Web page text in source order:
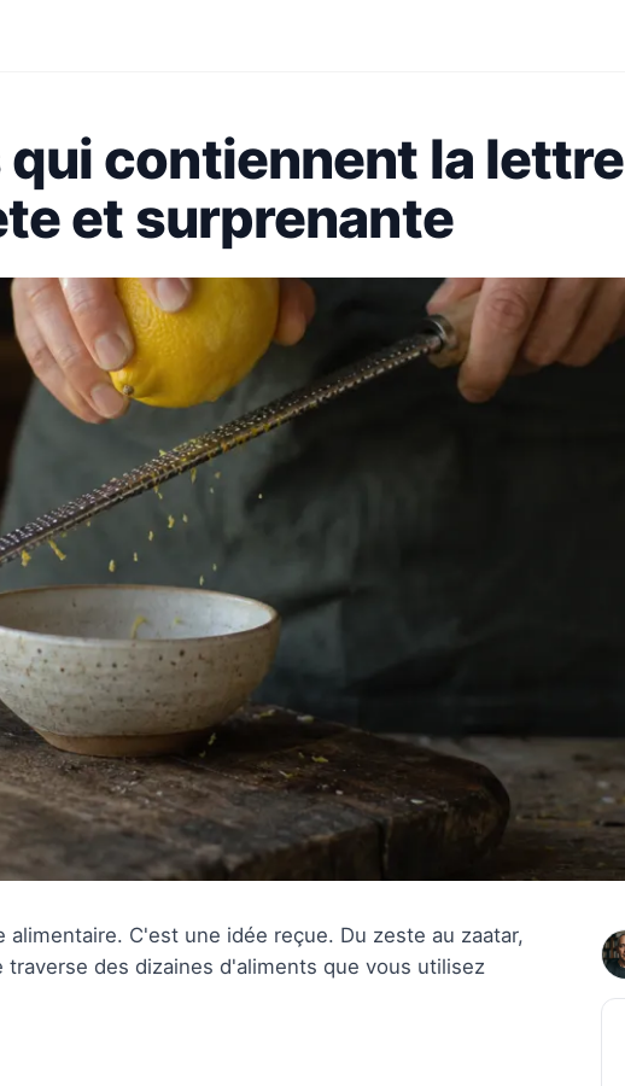
contiennent la lettre
et surprenante
alimentaire. C'est une idée reçue. Du zeste au zaatar,
des dizaines d'aliments que vous utilisez